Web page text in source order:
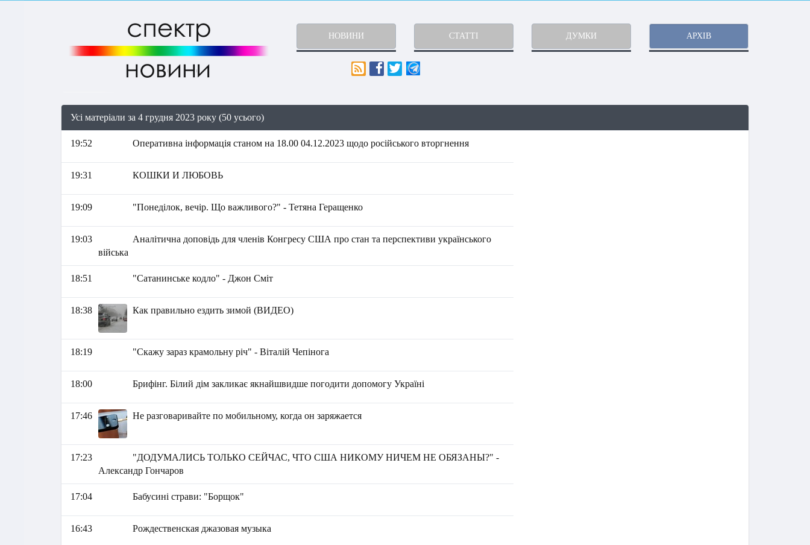
НОВИНИ СТАТТІ ДУМКИ АРХІВ
Усі матеріали за 4 грудня 2023 року (50 усього)
19:52 Оперативна інформація станом на 18.00 04.12.2023 щодо російського вторгнення
19:31 КОШКИ И ЛЮБОВЬ
19:09 "Понеділок, вечір. Що важливого?" - Тетяна Геращенко
19:03
Аналітична доповідь для членів Конгресу США про стан та перспективи українського
війська
18:51 "Сатанинське кодло" - Джон Сміт
18:38 Как правильно ездить зимой (ВИДЕО)
18:19 "Скажу зараз крамольну річ" - Віталій Чепінога
18:00 Брифінг. Білий дім закликає якнайшвидше погодити допомогу Україні
17:46 Не разговаривайте по мобильному, когда он заряжается
17:23
"ДОДУМАЛИСЬ ТОЛЬКО СЕЙЧАС, ЧТО США НИКОМУ НИЧЕМ НЕ ОБЯЗАНЫ?" -
Александр Гончаров
17:04 Бабусині страви: "Борщок"
16:43 Рождественская джазовая музыка